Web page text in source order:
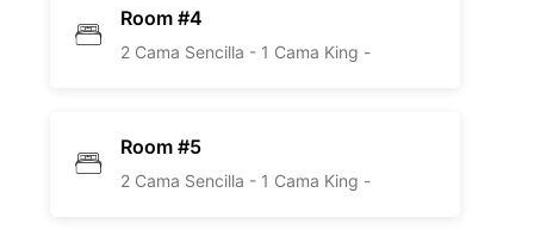
Room #4
2 Cama Sencilla - 1 Cama King -
Room #5
2 Cama Sencilla - 1 Cama King -